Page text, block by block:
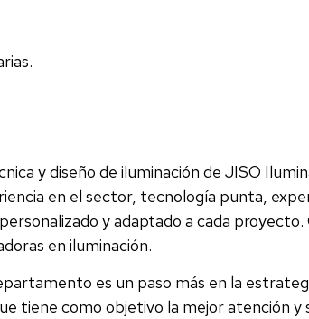
y diseño de iluminación de JISO
en el sector, tecnología punta,
y adaptado a cada proyecto.
en iluminación.
es un paso más en la
tiene como objetivo la mejor atención y